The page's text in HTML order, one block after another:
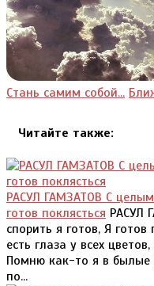
Стань самим собой...
Читайте также:
РАСУЛ ГАМЗАТОВ С
готов поклясться РАСУЛ
спорить я готов, Я
есть глаза у всех
Помню как-то я в
по...